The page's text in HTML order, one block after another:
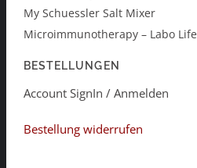
My Schuessler Salt Mixer
Microimmunotherapy – Labo Life
BESTELLUNGEN
Account SignIn / Anmelden
Bestellung widerrufen